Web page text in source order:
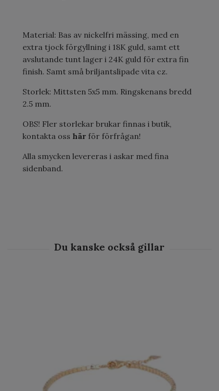
Material: Bas av nickelfri mässing, med en
extra tjock förgyllning i 18K guld, samt ett
avslutande tunt lager i 24K guld för extra fin
finish. Samt små briljantslipade vita cz.
Storlek: Mittsten 5x5 mm. Ringskenans bredd
2.5 mm.
OBS! Fler storlekar brukar finnas i butik,
kontakta oss här för förfrågan!
Alla smycken levereras i askar med fina
sidenband.